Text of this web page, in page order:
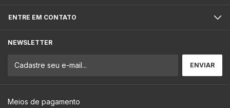
ENTRE EM CONTATO
NEWSLETTER
Meios de pagamento